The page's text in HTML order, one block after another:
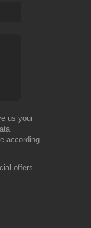
us your
according
offers